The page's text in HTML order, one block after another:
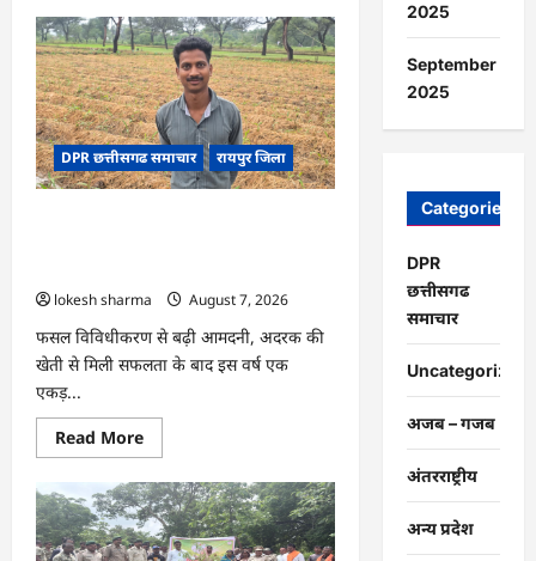
CG
:
गेंदे
की
खेती
से
कुमारी
चंद्राकर
ने
बढ़ाई
अपनी
DPR छत्तीसगढ समाचार रायपुर जिला
lokesh sharma
August 7, 2026
फसल विविधीकरण से बढ़ी आमदनी, अदरक की
खेती से मिली सफलता के बाद इस वर्ष एक
एकड़...
Read MoreRead
more
CG
:
धान
के
साथ
2025
September
2025
Categories
DPR
छत्तीसगढ
समाचार
Uncategorized
अजब – गजब
अंतरराष्ट्रीय
अन्य प्रदेश